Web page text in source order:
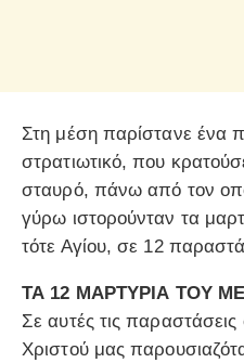
Στη μέση παρίστανε ένα
στρατιωτικό, που
σταυρό, πάνω από τον
γύρω ιστορούνταν τα
τότε Αγίου, σε 12
ΤΑ 12 ΜΑΡΤΥΡΙΑ ΤΟΥ
Σε αυτές τις
Χριστού μας